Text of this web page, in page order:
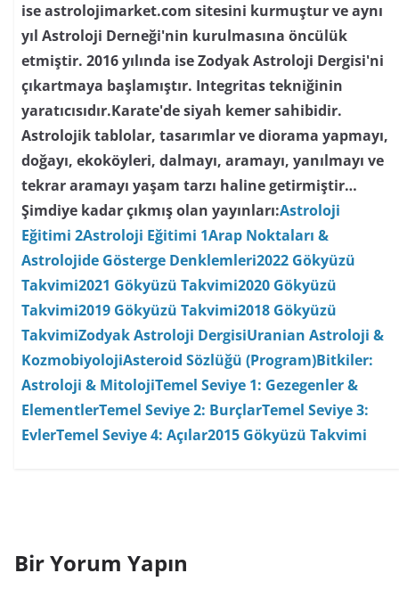
ise astrolojimarket.com sitesini kurmuştur ve aynı
yıl Astroloji Derneği'nin kurulmasına öncülük
etmiştir. 2016 yılında ise Zodyak Astroloji Dergisi'ni
çıkartmaya başlamıştır. Integritas tekniğinin
yaratıcısıdır.Karate'de siyah kemer sahibidir.
Astrolojik tablolar, tasarımlar ve diorama yapmayı,
doğayı, ekoköyleri, dalmayı, aramayı, yanılmayı ve
tekrar aramayı yaşam tarzı haline getirmiştir…
Şimdiye kadar çıkmış olan yayınları:Astroloji
Eğitimi 2Astroloji Eğitimi 1Arap Noktaları &
Astrolojide Gösterge Denklemleri2022 Gökyüzü
Takvimi2021 Gökyüzü Takvimi2020 Gökyüzü
Takvimi2019 Gökyüzü Takvimi2018 Gökyüzü
TakvimiZodyak Astroloji DergisiUranian Astroloji &
KozmobiyolojiAsteroid Sözlüğü (Program)Bitkiler:
Astroloji & MitolojiTemel Seviye 1: Gezegenler &
ElementlerTemel Seviye 2: BurçlarTemel Seviye 3:
EvlerTemel Seviye 4: Açılar2015 Gökyüzü Takvimi
Bir Yorum Yapın